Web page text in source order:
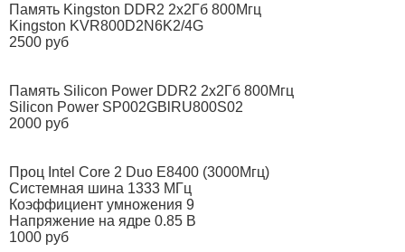
Память Kingston DDR2 2x2Гб 800Мгц
Kingston KVR800D2N6K2/4G
2500 руб
Память Silicon Power DDR2 2x2Гб 800Мгц
Silicon Power SP002GBlRU800S02
2000 руб
Проц Intel Core 2 Duo E8400 (3000Мгц)
Системная шина 1333 МГц
Коэффициент умножения 9
Напряжение на ядре 0.85 B
1000 руб